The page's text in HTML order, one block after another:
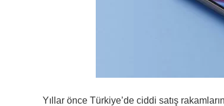
Yıllar önce Türkiye’de ciddi satış